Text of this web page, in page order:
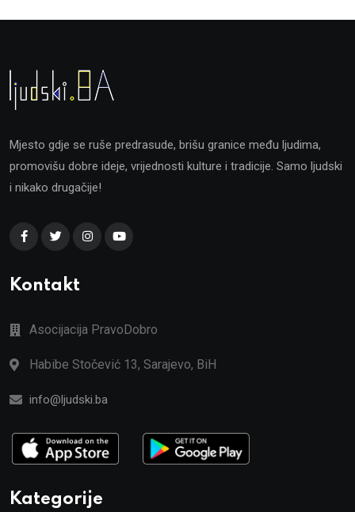
Mjesto gdje se ruše predrasude, brišu granice među ljudima,
promovišu dobre ideje, vrijednosti kulture i tradicije. Samo ljudski
i nikako drugačije!
Kontakt
Asocijacija PravoDobro
Habibe Stočević 13, Sarajevo, BiH
info@ljudski.ba
Kategorije